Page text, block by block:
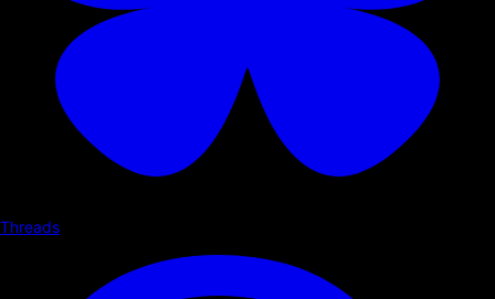
Threads